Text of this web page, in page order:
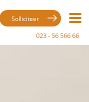
Solliciteer
023 - 56 566 66